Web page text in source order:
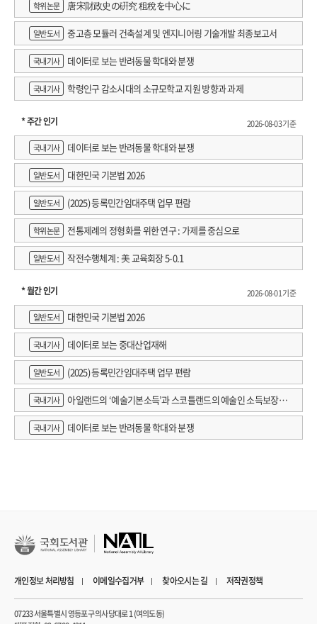
학위논문 唐宋財政史の硏究 租稅を中心に
일반도서 중고층 모듈러 건축설계 및 엔지니어링 기술개발 최종보고서
국내기사 데이터로 보는 반려동물 학대와 분쟁
국내기사 학령인구 감소시대의 소규모학교 지원 방향과 과제
* 주간 인기
2026-08-03 기준
국내기사
데이터로 보는 반려동물 학대와 분쟁
일반도서 대한민국 기본법 2026
일반도서 (2025) 등록민간임대주택 업무 편람
학위논문 전통제례의 정형화를 위한 연구 : 가제를 중심으로
일반도서 작전수행체계 : 美 교육회장 5-0.1
* 월간 인기
2026-08-01 기준
일반도서
대한민국 기본법 2026
국내기사 데이터로 보는 중대산업재해
일반도서 (2025) 등록민간임대주택 업무 편람
국내기사
아일랜드의 ‘예술기본소득’과 스코틀랜드의 예술인 소득보장정
책 논의
국내기사 데이터로 보는 반려동물 학대와 분쟁
개인정보 처리방침 이메일수집거부 찾아오시는 길 저작권정책
07233 서울특별시 영등포구 의사당대로 1 (여의도동)